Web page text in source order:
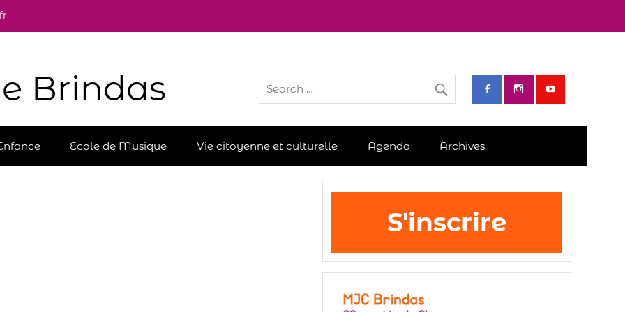
Brindas
Ecole de Musique Vie citoyenne et culturelle Agenda Archives
S'inscrire